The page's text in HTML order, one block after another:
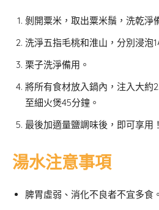
剝開粟米，取出粟米鬚，洗乾淨
洗淨五指毛桃和淮山，分別浸泡1
栗子洗淨備用。
將所有食材放入鍋內，注入大約
至細火煲45分鐘。
最後加適量鹽調味後，即可享用！
湯水注意事項
脾胃虛弱、消化不良者不宜多食。